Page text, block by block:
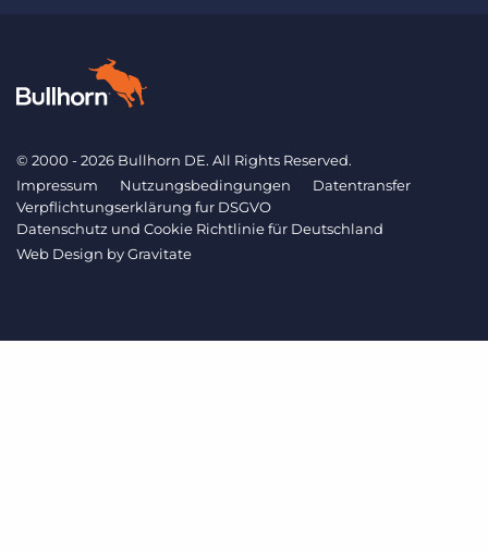
© 2000 - 2026 Bullhorn DE. All Rights Reserved.
Impressum
Nutzungsbedingungen
Datentransfer
Verpflichtungserklärung fur DSGVO
Datenschutz und Cookie Richtlinie für Deutschland
Web Design byGravitate